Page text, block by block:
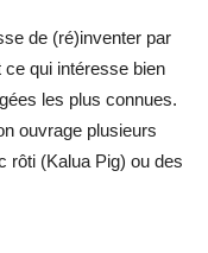
de (ré)inventer par
qui intéresse bien
les plus connues.
ouvrage plusieurs
rôti (Kalua Pig) ou des